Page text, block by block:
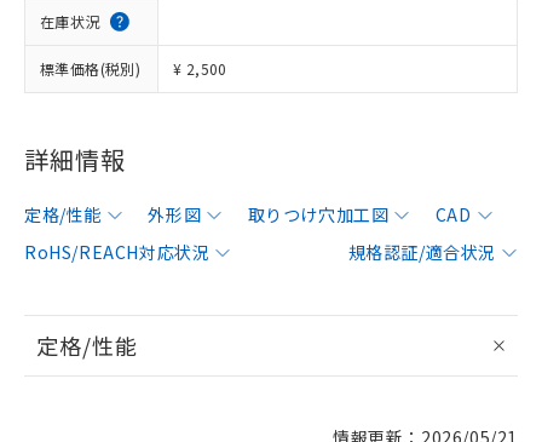
在庫状況
標準価格(税別) ¥ 2,500
詳細情報
定格/性能 外形図 取りつけ穴加工図
CAD
RoHS/REACH対応状況
規格認証/適合状況
定格/性能
情報更新：2026/05/21